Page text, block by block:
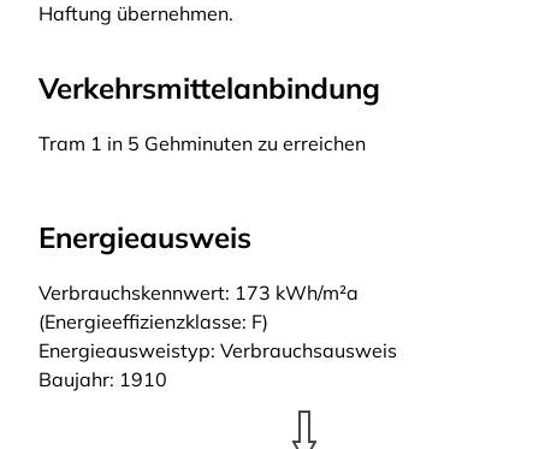
Haftung übernehmen.
Verkehrsmittelanbindung
Tram 1 in 5 Gehminuten zu erreichen
Energieausweis
Verbrauchskennwert: 173 kWh/m²a
(Energieeffizienzklasse: F)
Energieausweistyp: Verbrauchsausweis
Baujahr: 1910